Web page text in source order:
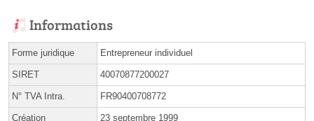
Informations
Forme juridique Entrepreneur individuel
SIRET 40070877200027
N° TVA Intra. FR90400708772
Création 23 septembre 1999